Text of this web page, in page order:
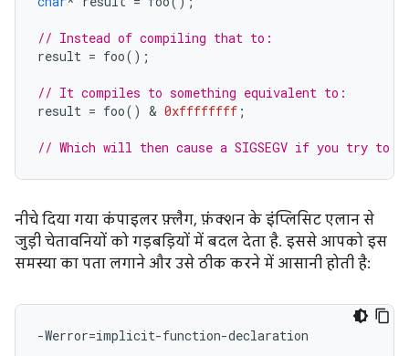
// Instead of compiling that to:
result = foo();
// It compiles to something equivalent to:
result = foo() & 0xffffffff ;
// Which will then cause a SIGSEGV if you try to
नीचे दिया गया कंपाइलर फ़्लैग, फ़ंक्शन के इंप्लिसिट एलान से
जुड़ी चेतावनियों को गड़बड़ियों में बदल देता है. इससे आपको इस
समस्या का पता लगाने और उसे ठीक करने में आसानी होती है: